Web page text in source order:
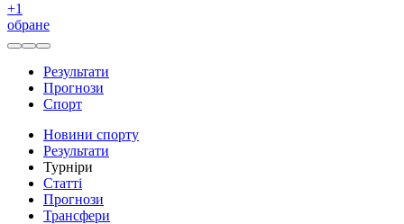
+1
обране
Результати
Прогнози
Спорт
Новини спорту
Результати
Турніри
Статті
Прогнози
Трансфери